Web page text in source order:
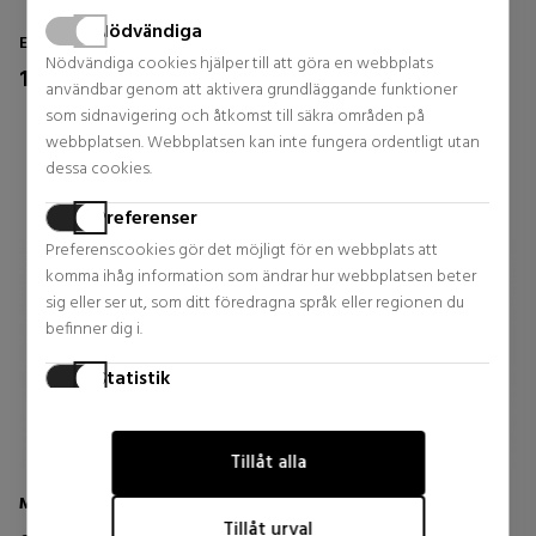
Nödvändiga
Nödvändiga cookies hjälper till att göra en webbplats
användbar genom att aktivera grundläggande funktioner
som sidnavigering och åtkomst till säkra områden på
webbplatsen. Webbplatsen kan inte fungera ordentligt utan
dessa cookies.
Preferenser
Preferenscookies gör det möjligt för en webbplats att
komma ihåg information som ändrar hur webbplatsen beter
sig eller ser ut, som ditt föredragna språk eller regionen du
befinner dig i.
Statistik
besökare interagerar med webbplatser genom att samla in
och rapportera information anonymt.
Tillåt alla
Tillåt urval
Extrait De Parfum
170,00 €
1 reviews
130,00 €
0 reviews
MONTALE
MONTALE